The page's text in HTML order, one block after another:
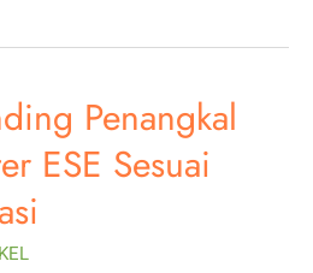
Penangkal
ESE Sesuai